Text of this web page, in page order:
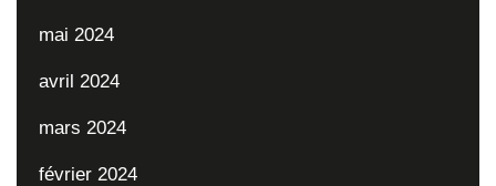
mai 2024
avril 2024
mars 2024
février 2024